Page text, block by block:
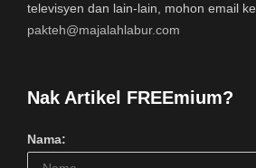
televisyen dan lain-lain, mohon email ke
pakteh@majalahlabur.com
Nak Artikel FREEmium?
Nama: